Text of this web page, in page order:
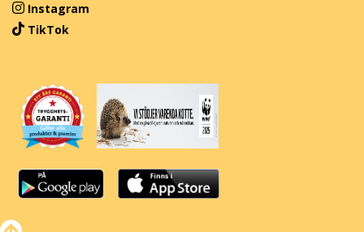
Instagram
TikTok